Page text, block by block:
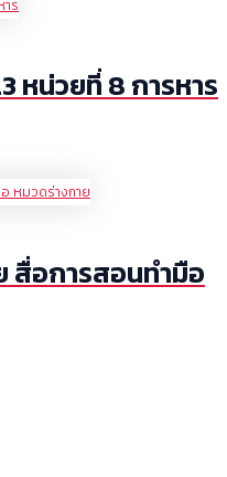
หน่วยที่ 8 การหาร
สื่อการสอนทำมือ